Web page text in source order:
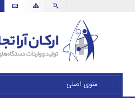
منوی اصلی